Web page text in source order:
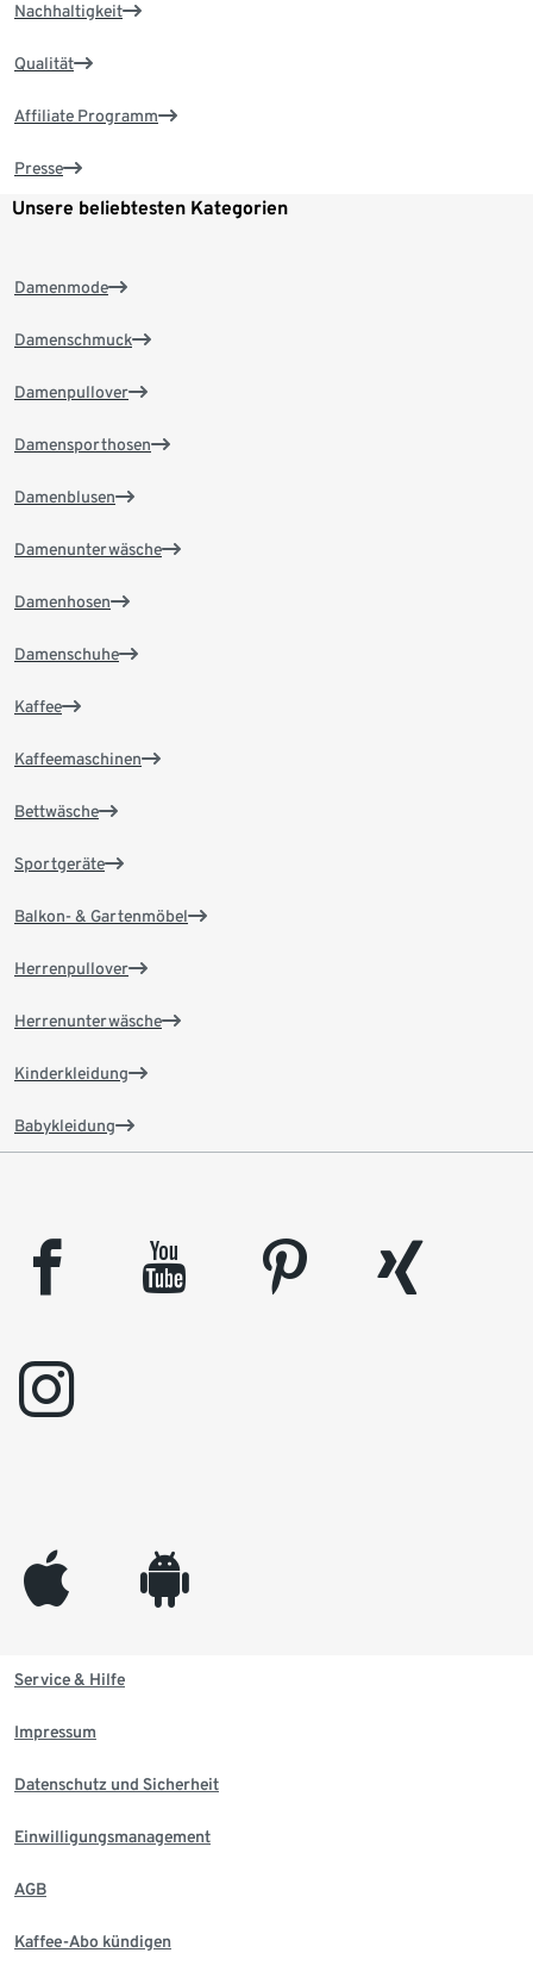
Nachhaltigkeit
Qualität
Affiliate Programm
Presse
Unsere beliebtesten Kategorien
Damenmode
Damenschmuck
Damenpullover
Damensporthosen
Damenblusen
Damenunterwäsche
Damenhosen
Damenschuhe
Kaffee
Kaffeemaschinen
Bettwäsche
Sportgeräte
Balkon- & Gartenmöbel
Herrenpullover
Herrenunterwäsche
Kinderkleidung
Babykleidung
facebook youtube pinterest
xing
instagram
appleinc android
Service & Hilfe
Impressum
Datenschutz und Sicherheit
Einwilligungsmanagement
AGB
Kaffee-Abo kündigen